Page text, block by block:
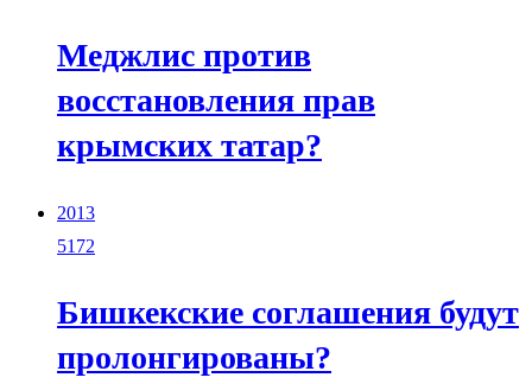
Меджлис против
восстановления прав
крымских татар?
2013
5172
Бишкекские соглашения будут
пролонгированы?